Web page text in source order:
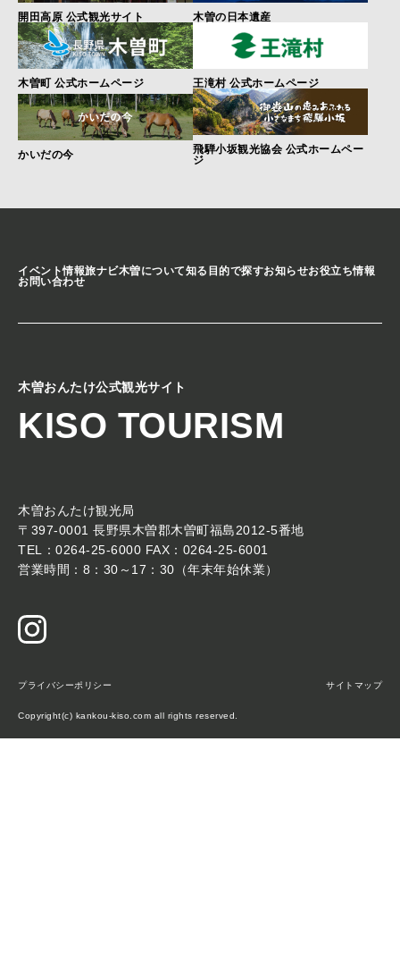
開田高原 公式観光サイト 木曽の日本遺産
木曽町 公式ホームページ 王滝村 公式ホームページ
かいだの今
飛騨小坂観光協会 公式ホームペー
ジ
イベント情報旅ナビ木曽について知る 目的で探すお知らせお役立ち情報
お問い合わせ
木曽おんたけ公式観光サイト
KISO TOURISM
木曽おんたけ観光局
〒397-0001 長野県木曽郡木曽町福島2012-5番地
TEL：0264-25-6000 FAX：0264-25-6001
営業時間：8：30～17：30（年末年始休業）
プライバシーポリシー サイトマップ
Copyright(c) kankou-kiso.com all rights reserved.